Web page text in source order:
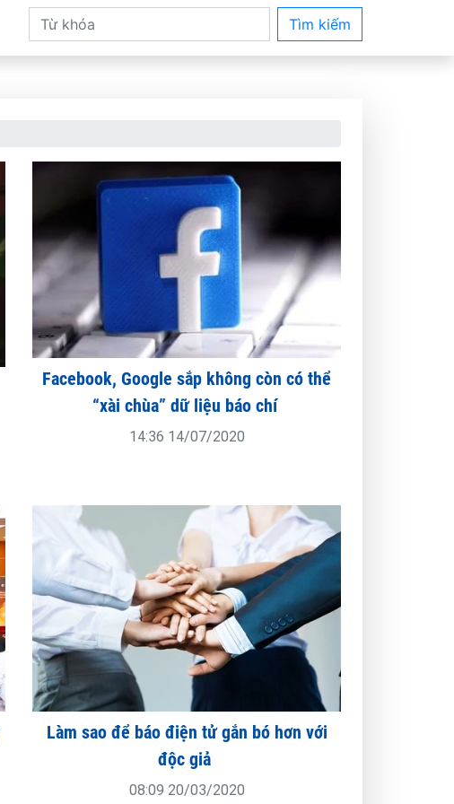
Tìm kiếm
Facebook, Google sắp không còn có thể
“xài chùa” dữ liệu báo chí
14:36 14/07/2020
Làm sao để báo điện tử gắn bó hơn với
độc giả
08:09 20/03/2020